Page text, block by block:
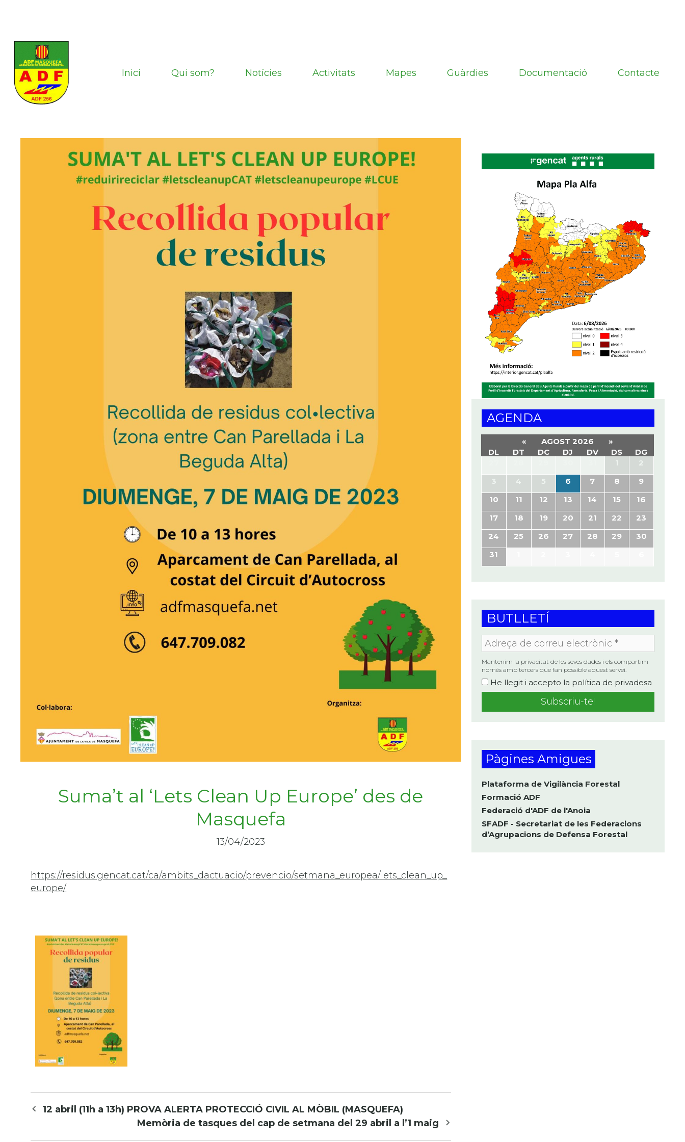
contingut
Inici
Qui som? Notícies Activitats Mapes Guàrdies Documentació Contacte
Suma’t al ‘Lets Clean Up Europe’ des de
Masquefa
13/04/2023
https://residus.gencat.cat/ca/ambits_dactuacio/prevencio/setmana_europea/lets_clean_up_
europe/
Navegació
12 abril (11h a 13h) PROVA ALERTA PROTECCIÓ CIVIL AL MÒBIL (MASQUEFA)
Memòria de tasques del cap de setmana del 29 abril a l’1 maig
AGENDA
« AGOST 2026
»
DL
DT DC DJ DV DS
DG
1
2
3
4 5 6 7 8
9
10
11 12 13 14 15
16
17
18 19 20 21 22
23
24
25 26 27 28 29
30
31
BUTLLETÍ
Adreça
de
correu
electrònic
*
Mantenim la privacitat de les seves dades i els compartim
només amb tercers que fan possible aquest servei.
He llegit i accepto la política de privadesa
Pàgines Amigues
Plataforma de Vigilància Forestal
Formació ADF
Federació d'ADF de l'Anoia
SFADF - Secretariat de les Federacions
d’Agrupacions de Defensa Forestal